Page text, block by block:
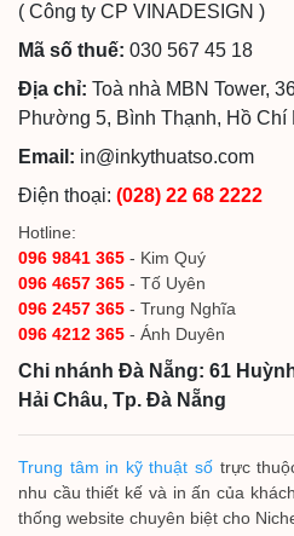
( Công ty CP VINADESIGN )
Mã số thuế: 030 567 45 18
Địa chỉ: Toà nhà MBN Tower,
Phường 5, Bình Thạnh, Hồ Chí
Email: in@inkythuatso.com
Điện thoại: (028) 22 68 2222
Hotline:
096 9841 365 - Kim Quý
096 4657 365 - Tố Uyên
096 2457 365 - Trung Nghĩa
096 4212 365 - Ánh Duyên
Chi nhánh Đà Nẵng: 61
Hải Châu, Tp. Đà Nẵng
Trung tâm in kỹ thuật sốtrực
nhu cầu thiết kế và in ấn của
thống website chuyên biệt cho